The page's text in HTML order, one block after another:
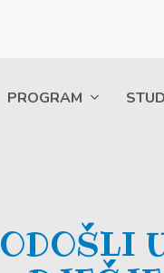
PROGRAM
ODOŠLI